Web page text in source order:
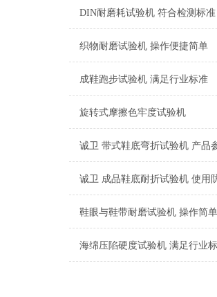
DIN耐磨耗试验机 符合检测标准
织物耐磨试验机 操作便捷简单
成鞋跑步试验机 满足行业标准
旋转式摩擦色牢度试验机
诚卫 带式鞋底弯折试验机 产品
诚卫 成品鞋底耐折试验机 使用
海绵压陷硬度试验机 满足行业